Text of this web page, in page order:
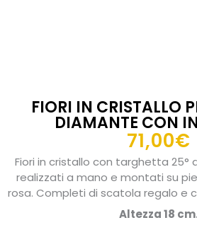
FIORI IN CRISTALLO
DIAMANTE CON
71,00€
Fiori in cristallo con targhetta 25°
realizzati a mano e montati su
rosa. Completi di scatola regalo e
Altezza 18